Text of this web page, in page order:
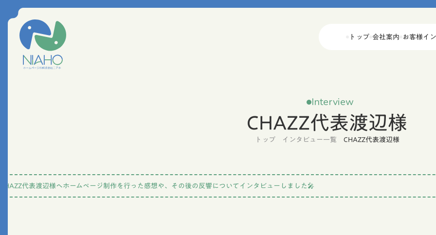
トップ 会社案内 お客様イン
Interview
CHAZZ代表渡辺様
トップ インタビュー一覧 CHAZZ代表渡辺様
CHAZZ代表渡辺様へホームページ制作を行った感想や、その後の反響についてインタビューしました🎤